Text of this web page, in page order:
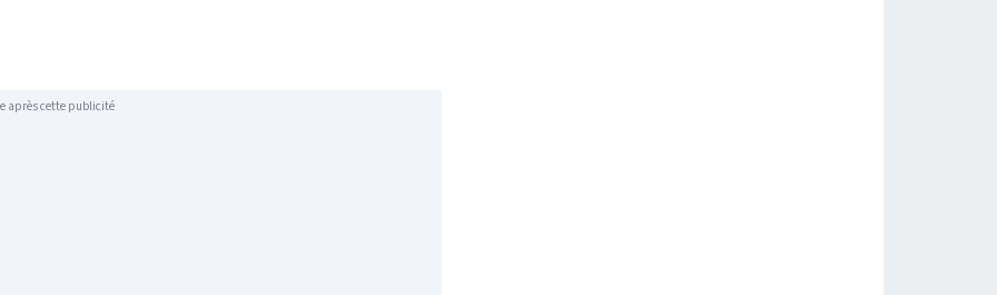
après cette publicité